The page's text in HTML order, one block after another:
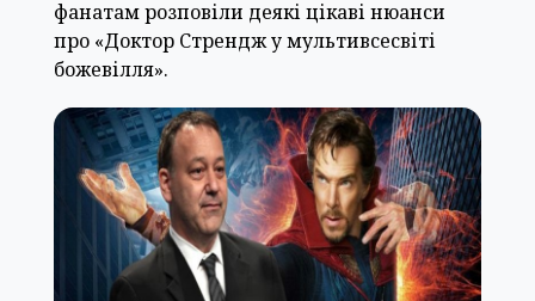
фанатам розповіли деякі цікаві нюанси
про «Доктор Стрендж у мультивсесвіті
божевілля».